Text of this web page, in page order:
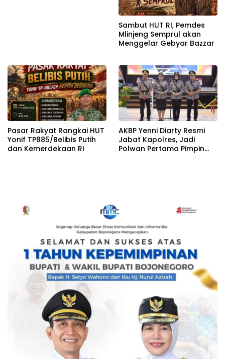
Sambut HUT RI, Pemdes
Mlinjeng Semprul akan
Menggelar Gebyar Bazzar
Pasar Rakyat Rangkai HUT
Yonif TP885/Belibis Putih
dan Kemerdekaan RI
AKBP Yenni Diarty Resmi
Jabat Kapolres, Jadi
Polwan Pertama Pimpin